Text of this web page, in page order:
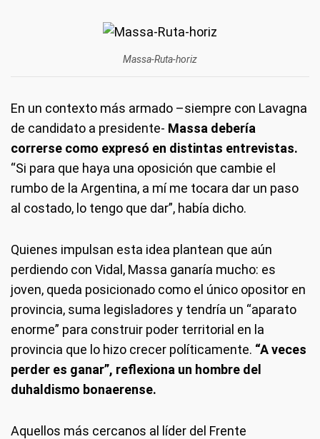
Massa-Ruta-horiz
En un contexto más armado –siempre con Lavagna
de candidato a presidente- Massa debería
correrse como expresó en distintas entrevistas.
“Si para que haya una oposición que cambie el
rumbo de la Argentina, a mí me tocara dar un paso
al costado, lo tengo que dar”, había dicho.
Quienes impulsan esta idea plantean que aún
perdiendo con Vidal, Massa ganaría mucho: es
joven, queda posicionado como el único opositor en
provincia, suma legisladores y tendría un “aparato
enorme” para construir poder territorial en la
provincia que lo hizo crecer políticamente. “A veces
perder es ganar”, reflexiona un hombre del
duhaldismo bonaerense.
Aquellos más cercanos al líder del Frente